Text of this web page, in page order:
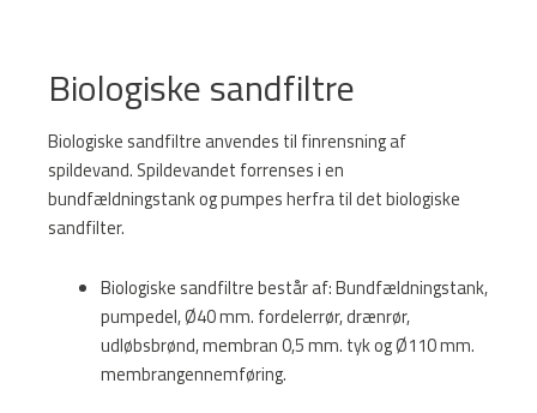
Biologiske sandfiltre
Biologiske sandfiltre anvendes til finrensning af
spildevand. Spildevandet forrenses i en
bundfældningstank og pumpes herfra til det biologiske
sandfilter.
Biologiske sandfiltre består af: Bundfældningstank,
pumpedel, Ø40 mm. fordelerrør, drænrør,
udløbsbrønd, membran 0,5 mm. tyk og Ø110 mm.
membrangennemføring.